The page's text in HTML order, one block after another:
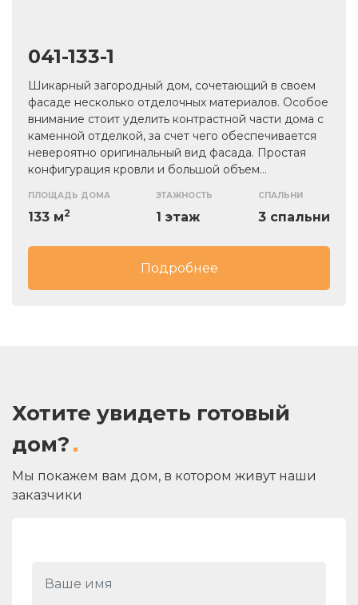
041-133-1
Шикарный загородный дом, сочетающий в своем
фасаде несколько отделочных материалов. Особое
внимание стоит уделить контрастной части дома с
каменной отделкой, за счет чего обеспечивается
невероятно оригинальный вид фасада. Простая
конфигурация кровли и большой объем
организовать эксплуатируемый чердак.
Проект реализован под железобетонный
фундамент. Утепление стен производится по
кровля, возведенная на металлочерепице.
ПЛОЩАДЬ ДОМА
133 м2
ЭТАЖНОСТЬ
1 этаж
СПАЛЬНИ
3 спальни
Подробнее
Хотите увидеть готовый
дом?
Мы покажем вам дом, в котором живут наши
заказчики